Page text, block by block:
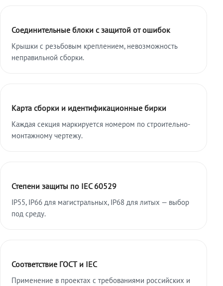
Соединительные блоки с защитой от ошибок
Крышки с резьбовым креплением, невозможность
неправильной сборки.
Карта сборки и идентификационные бирки
Каждая секция маркируется номером по строительно-
монтажному чертежу.
Степени защиты по IEC 60529
IP55, IP66 для магистральных, IP68 для литых — выбор
под среду.
Соответствие ГОСТ и IEC
Применение в проектах с требованиями российских и